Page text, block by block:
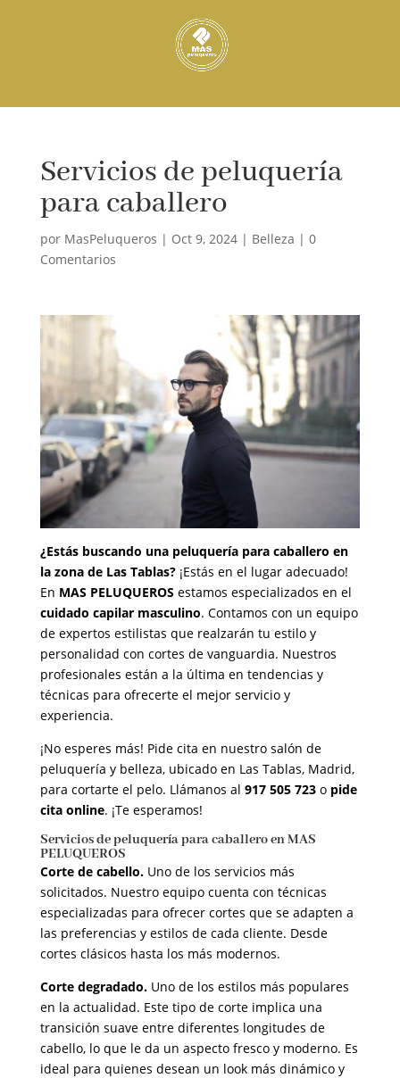
Servicios de peluquería
para caballero
por MasPeluqueros | Oct 9, 2024| Belleza | 0
Comentarios
¿Estás buscando una peluquería para caballero en
la zona de Las Tablas?¡Estás en el lugar adecuado!
En MAS PELUQUEROS estamos especializados en el
cuidado capilar masculino. Contamos con un equipo
de expertos estilistas que realzarán tu estilo y
personalidad con cortes de vanguardia. Nuestros
profesionales están a la última en tendencias y
técnicas para ofrecerte el mejor servicio y
experiencia.
¡No esperes más! Pide cita en nuestro salón de
peluquería y belleza, ubicado en Las Tablas, Madrid,
para cortarte el pelo. Llámanos al 917 505 723o pide
cita online. ¡Te esperamos!
Servicios de peluquería para caballero en MAS
PELUQUEROS
Corte de cabello. Uno de los servicios más
solicitados. Nuestro equipo cuenta con técnicas
especializadas para ofrecer cortes que se adapten a
las preferencias y estilos de cada cliente. Desde
cortes clásicos hasta los más modernos.
Corte degradado. Uno de los estilos más populares
en la actualidad. Este tipo de corte implica una
transición suave entre diferentes longitudes de
cabello, lo que le da un aspecto fresco y moderno. Es
ideal para quienes desean un look más dinámico y